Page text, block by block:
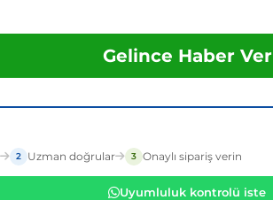
Gelince Haber Ver
2 Uzman doğrular 3 Onaylı sipariş verin
Uyumluluk kontrolü iste